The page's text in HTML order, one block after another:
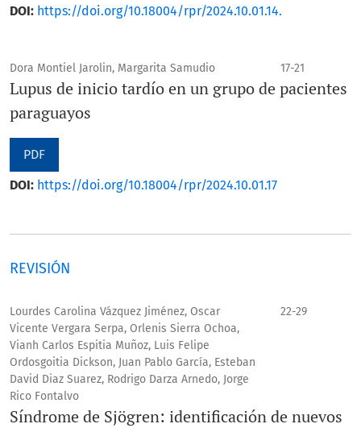
DOI: https://doi.org/10.18004/rpr/2024.10.01.14.
Dora Montiel Jarolin, Margarita Samudio 17-21
Lupus de inicio tardío en un grupo de pacientes
paraguayos
PDF
DOI: https://doi.org/10.18004/rpr/2024.10.01.17
REVISIÓN
Lourdes Carolina Vázquez Jiménez, Oscar
Vicente Vergara Serpa, Orlenis Sierra Ochoa,
Vianh Carlos Espitia Muñoz, Luis Felipe
Ordosgoitia Dickson, Juan Pablo García, Esteban
David Diaz Suarez, Rodrigo Darza Arnedo, Jorge
Rico Fontalvo
22-29
Síndrome de Sjögren: identificación de nuevos